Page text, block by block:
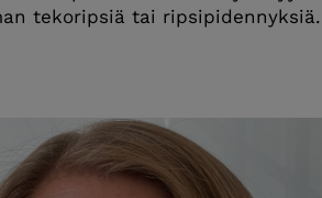
tekoripsiä tai ripsipidennyksiä.